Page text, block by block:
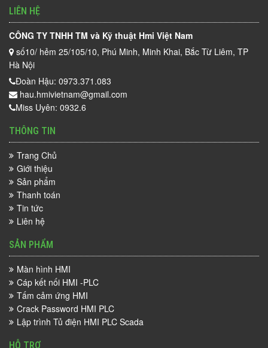
LIÊN HỆ
CÔNG TY TNHH TM và Kỹ thuật Hmi Việt Nam
số10/ hẻm 25/105/10, Phú Minh, Minh Khai, Bắc Từ Liêm, TP
Hà Nội
Đoàn Hậu: 0973.371.083
hau.hmivietnam@gmail.com
Miss Uyên: 0932.6
THÔNG TIN
Trang Chủ
Giới thiệu
Sản phẩm
Thanh toán
Tin tức
Liên hệ
SẢN PHẨM
Màn hình HMI
Cáp kết nối HMI -PLC
Tấm cảm ứng HMI
Crack Password HMI PLC
Lập trình Tủ điện HMI PLC Scada
HỖ TRỢ